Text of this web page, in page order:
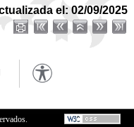
el: 02/09/2025